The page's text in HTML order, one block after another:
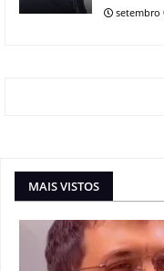
setembro
MAIS VISTOS